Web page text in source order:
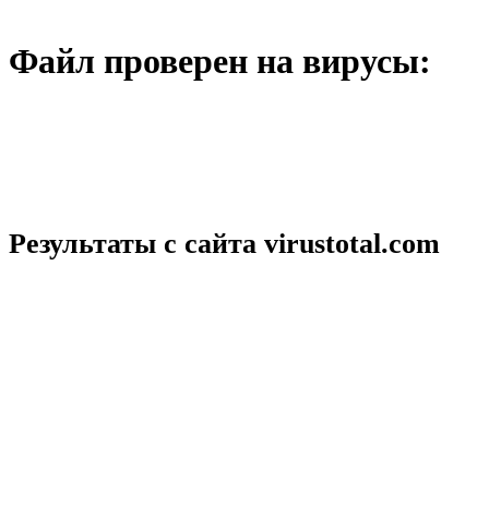
Файл проверен на вирусы:
Результаты с сайта virustotal.com